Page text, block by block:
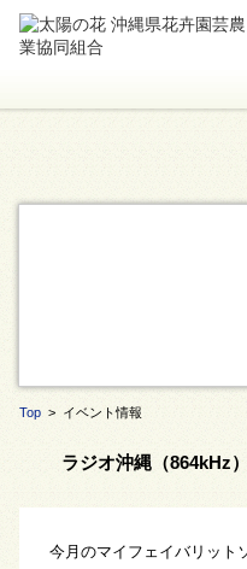
Top > イベント情報
ラジオ沖縄（864kHz
今月のマイフェイバリット